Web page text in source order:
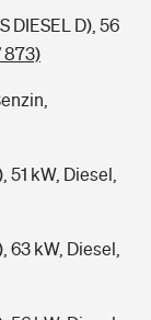
DIESEL D), 56
873)
51 kW, Diesel,
63 kW, Diesel,